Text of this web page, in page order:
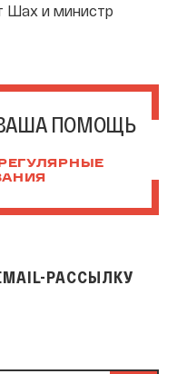
Шах и министр
ПОМОЩЬ
РАССЫЛКУ